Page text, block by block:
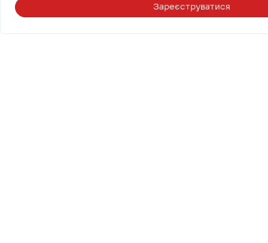
Зареєструватися